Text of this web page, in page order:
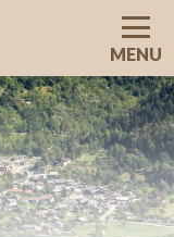
MENU